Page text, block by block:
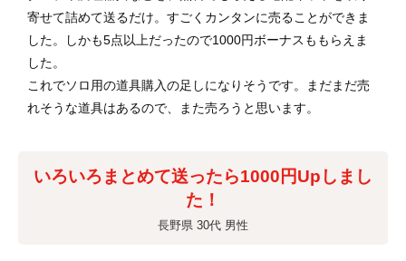
寄せて詰めて送るだけ。すごくカンタンに売ることができま
した。しかも5点以上だったので1000円ボーナスももらえま
した。
これでソロ用の道具購入の足しになりそうです。まだまだ売
れそうな道具はあるので、また売ろうと思います。
いろいろまとめて送ったら1000円Upしまし
た！
長野県 30代 男性